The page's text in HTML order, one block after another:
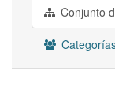
Conjunto